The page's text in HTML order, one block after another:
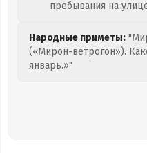
пребывания на
Народные приметы:
(«Мирон-ветрогон»).
январь.»"